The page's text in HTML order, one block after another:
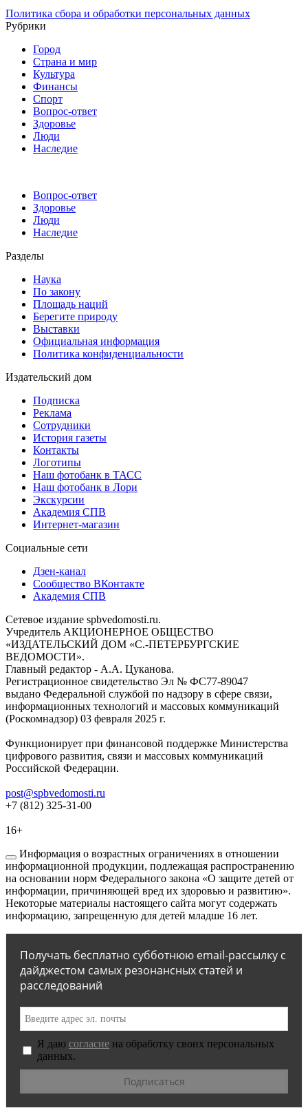
Политика сбора и обработки персональных данных
Рубрики
Город
Страна и мир
Культура
Финансы
Спорт
Вопрос-ответ
Здоровье
Люди
Наследие
Вопрос-ответ
Здоровье
Люди
Наследие
Разделы
Наука
По закону
Площадь наций
Берегите природу
Выставки
Официальная информация
Политика конфиденциальности
Издательский дом
Подписка
Реклама
Сотрудники
История газеты
Контакты
Логотипы
Наш фотобанк в ТАСС
Наш фотобанк в Лори
Экскурсии
Академия СПВ
Интернет-магазин
Социальные сети
Дзен-канал
Сообщество ВКонтакте
Академия СПВ
Сетевое издание spbvedomosti.ru.
Учредитель АКЦИОНЕРНОЕ ОБЩЕСТВО
«ИЗДАТЕЛЬСКИЙ ДОМ «С.-ПЕТЕРБУРГСКИЕ
ВЕДОМОСТИ».
Главный редактор - А.А. Цуканова.
Регистрационное свидетельство Эл № ФС77-89047
выдано Федеральной службой по надзору в сфере связи,
информационных технологий и массовых коммуникаций
(Роскомнадзор) 03 февраля 2025 г.
Функционирует при финансовой поддержке Министерства
цифрового развития, связи и массовых коммуникаций
Российской Федерации.
post@spbvedomosti.ru
+7 (812) 325-31-00
16+
Информация о возрастных ограничениях в отношении
информационной продукции, подлежащая распространению
на основании норм Федерального закона «О защите детей от
информации, причиняющей вред их здоровью и развитию».
Некоторые материалы настоящего сайта могут содержать
информацию, запрещенную для детей младше 16 лет.
Получать бесплатно субботнюю email-рассылку с
дайджестом самых резонансных статей и
расследований
Я даю согласие на обработку своих персональных
данных.